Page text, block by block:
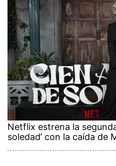
Netflix estrena la
soledad’ con la caída de